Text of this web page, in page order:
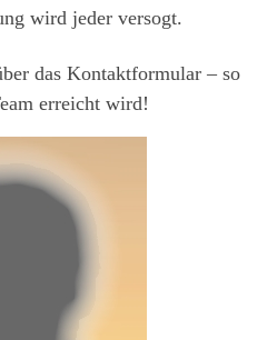
wird jeder versogt.
das Kontaktformular – so
erreicht wird!